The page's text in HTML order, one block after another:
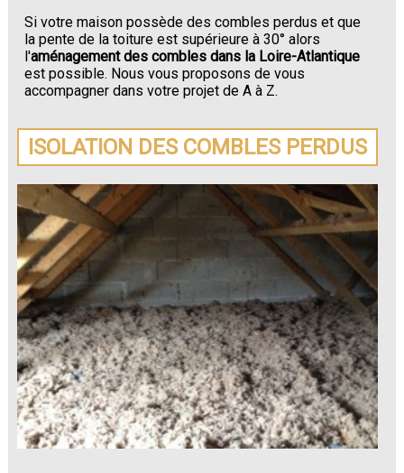
Si votre maison possède des combles perdus et que
la pente de la toiture est supérieure à 30° alors
l'aménagement des combles dans la Loire-Atlantique
est possible. Nous vous proposons de vous
accompagner dans votre projet de A à Z.
ISOLATION DES COMBLES PERDUS